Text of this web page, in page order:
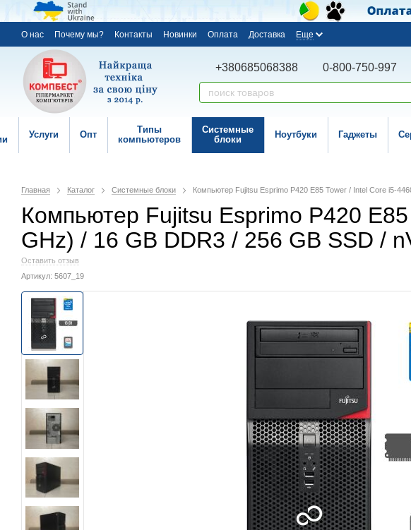
О нас Почему мы? Контакты Новинки Оплата Доставка Еще
+380685068388 0-800-750-997
Услуги Опт
Типы
компьютеров
Системные
блоки
Ноутбуки Гаджеты
Главная Каталог Системные блоки Компьютер Fujitsu Esprimo P420 E85 Tower / Intel Core i5-
Компьютер Fujitsu Esprimo P420
GHz) / 16 GB DDR3 / 256 GB SSD /
Оставить отзыв
Артикул: 5607_19